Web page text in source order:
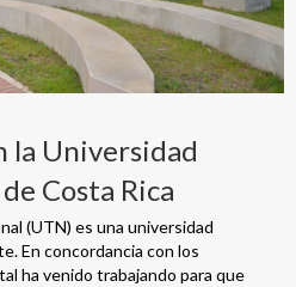
la Universidad
Costa Rica
(UTN) es una universidad
En concordancia con los
ha venido trabajando para que